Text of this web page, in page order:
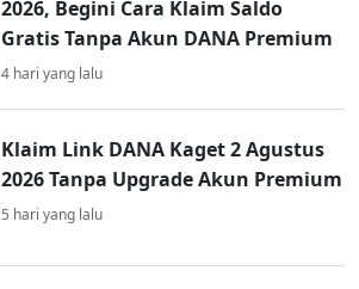
2026, Begini Cara Klaim Saldo
Gratis Tanpa Akun DANA Premium
4 hari yang lalu
Klaim Link DANA Kaget 2 Agustus
2026 Tanpa Upgrade Akun Premium
5 hari yang lalu